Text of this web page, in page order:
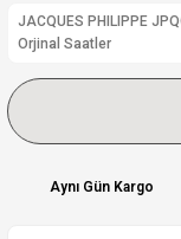
JACQUES PHILIPPE
Orjinal Saatler
Aynı Gün Kargo